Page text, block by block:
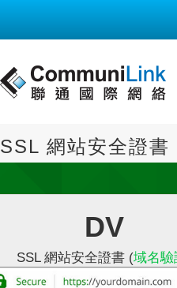
SSL 網站安全證書
DV
SSL 網站安全證書 (域名驗